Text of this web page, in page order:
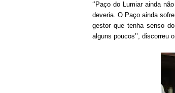
‘’Paço do Lumiar ainda
deveria. O Paço ainda
gestor que tenha senso
alguns poucos’’, discorreu